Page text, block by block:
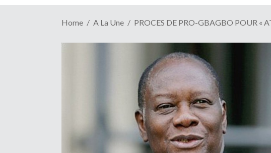
Home A La Une PROCES DE PRO-GBAGBO POUR «